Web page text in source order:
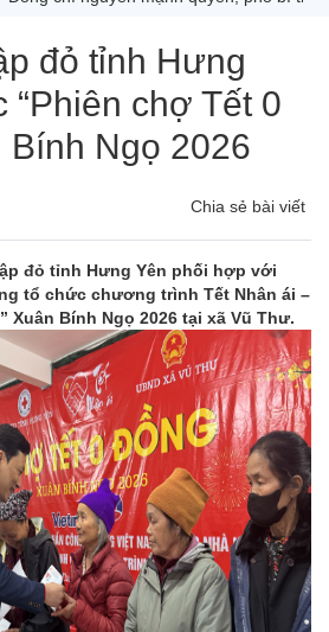
đỏ tỉnh Hưng
“Phiên chợ Tết 0
Bính Ngọ 2026
Chia sẻ bài viết
đỏ tỉnh Hưng Yên phối hợp với
tổ chức chương trình Tết Nhân ái –
Xuân Bính Ngọ 2026 tại xã Vũ Thư.